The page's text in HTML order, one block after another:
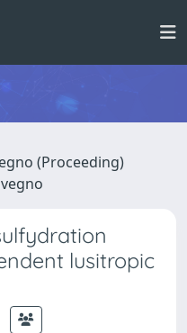
(Proceeding)
lusitropic